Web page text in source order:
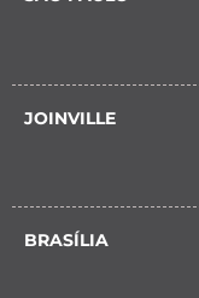
JOINVILLE
BRASÍLIA